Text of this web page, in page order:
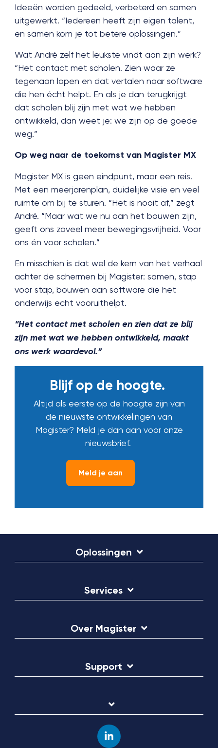
Ideeën worden gedeeld, verbeterd en samen
uitgewerkt. “Iedereen heeft zijn eigen talent,
en samen kom je tot betere oplossingen.”
Wat André zelf het leukste vindt aan zijn werk?
“Het contact met scholen. Zien waar ze
tegenaan lopen en dat vertalen naar software
die hen écht helpt. En als je dan terugkrijgt
dat scholen blij zijn met wat we hebben
ontwikkeld, dan weet je: we zijn op de goede
weg.”
Op weg naar de toekomst van Magister MX
Magister MX is geen eindpunt, maar een reis.
Met een meerjarenplan, duidelijke visie en veel
ruimte om bij te sturen. “Het is nooit af,” zegt
André. “Maar wat we nu aan het bouwen zijn,
geeft ons zoveel meer bewegingsvrijheid. Voor
ons én voor scholen.”
En misschien is dat wel de kern van het verhaal
achter de schermen bij Magister: samen, stap
voor stap, bouwen aan software die het
onderwijs echt vooruithelpt.
“Het contact met scholen en zien dat ze blij
zijn met wat we hebben ontwikkeld, maakt
ons werk waardevol.”
Blijf op de hoogte.
Altijd als eerste op de hoogte zijn van
de nieuwste ontwikkelingen van
Magister? Meld je dan aan voor onze
nieuwsbrief.
Meld je aan
Oplossingen
Services
Over Magister
Support
Linkedin